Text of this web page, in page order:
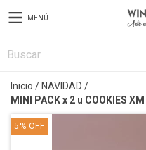
MENÚ
Inicio / NAVIDAD /
MINI PACK x 2 u COOKIES
5 % OFF